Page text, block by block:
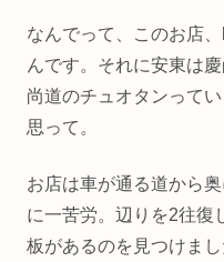
なんでって、このお店
んです。それに安東は
尚道のチュオタンって
思って。
お店は車が通る道から
に一苦労。辺りを2往復
板があるのを見つけまし